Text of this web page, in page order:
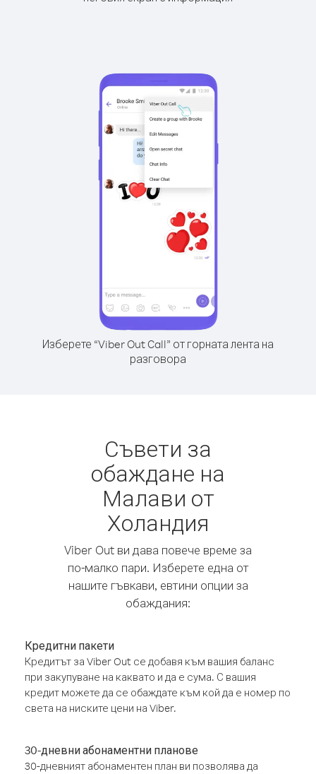
Изберете “Viber Out Call” от горната лента на
разговора
Съвети за
обаждане на
Малави от
Холандия
Viber Out ви дава повече време за
по-малко пари. Изберете една от
нашите гъвкави, евтини опции за
обаждания:
Кредитни пакети
Кредитът за Viber Out се добавя към вашия баланс
при закупуване на каквато и да е сума. С вашия
кредит можете да се обаждате към кой да е номер по
света на ниските цени на Viber.
30-дневни абонаментни планове
30-дневният абонаментен план ви позволява да